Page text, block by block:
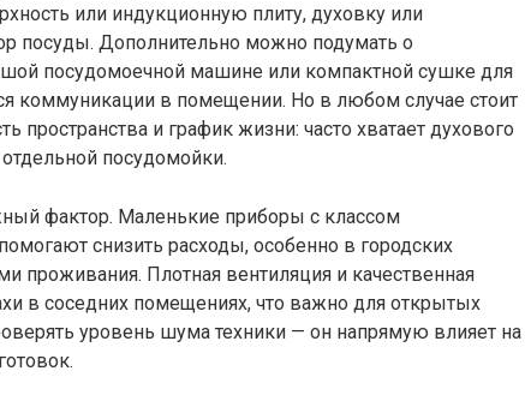
или индукционную плиту, духовку или
посуды. Дополнительно можно подумать о
посудомоечной машине или компактной сушке для
коммуникации в помещении. Но в любом случае стоит
пространства и график жизни: часто хватает духового
посудомойки.
фактор. Маленькие приборы с классом
снизить расходы, особенно в городских
проживания. Плотная вентиляция и качественная
в соседних помещениях, что важно для открытых
уровень шума техники — он напрямую влияет на